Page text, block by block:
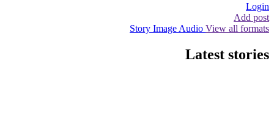
Login
Add post
Story Image Audio View all formats
Latest stories